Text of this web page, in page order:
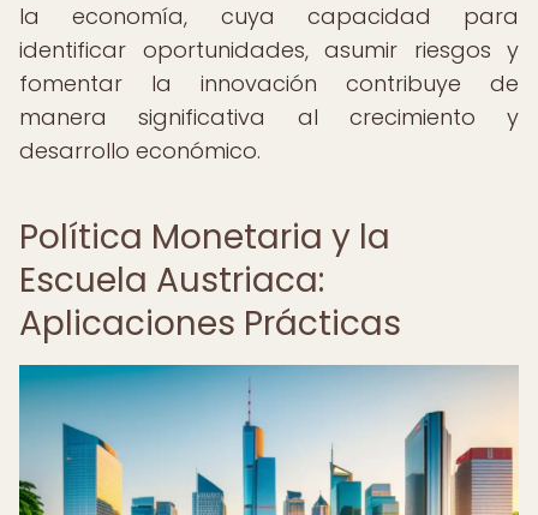
la economía, cuya capacidad para
identificar oportunidades, asumir riesgos y
fomentar la innovación contribuye de
manera significativa al crecimiento y
desarrollo económico.
Política Monetaria y la
Escuela Austriaca:
Aplicaciones Prácticas